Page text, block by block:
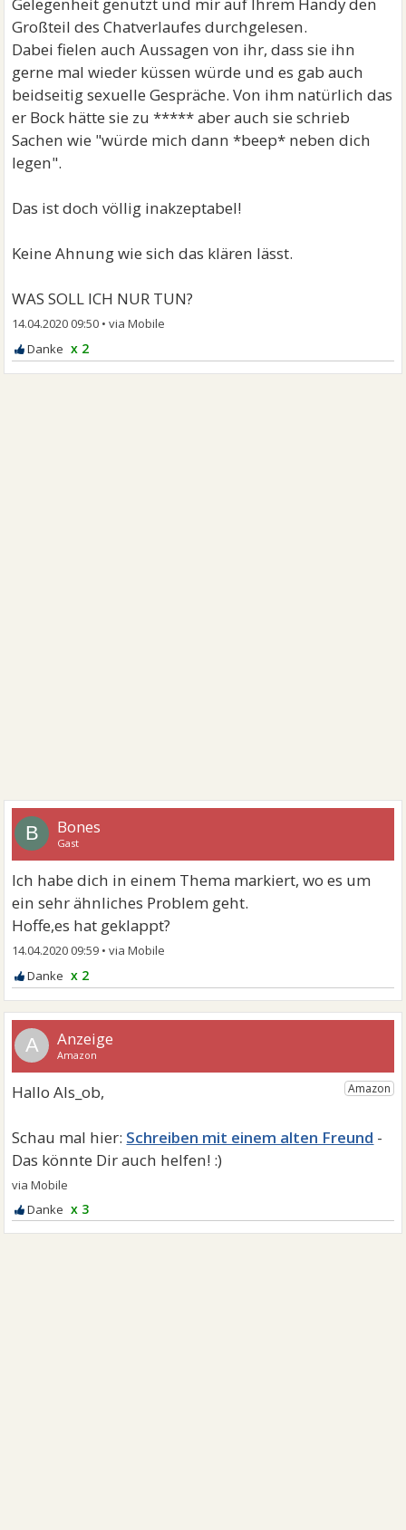
Großteil des Chatverlaufes durchgelesen.
Dabei fielen auch Aussagen von ihr, dass sie ihn
gerne mal wieder küssen würde und es gab auch
beidseitig sexuelle Gespräche. Von ihm natürlich das
er Bock hätte sie zu ***** aber auch sie schrieb
Sachen wie "würde mich dann *beep* neben dich
legen".
Das ist doch völlig inakzeptabel!
Keine Ahnung wie sich das klären lässt.
WAS SOLL ICH NUR TUN?
14.04.2020 09:50 •
x 2
B Bones
Gast
Ich habe dich in einem Thema markiert, wo es um
ein sehr ähnliches Problem geht.
Hoffe,es hat geklappt?
14.04.2020 09:59 •
x 2
A
Schreiben mit einem alten Freund
x 3